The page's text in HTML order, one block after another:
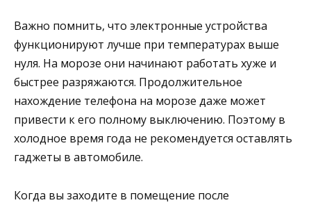
Важно помнить, что электронные устройства
функционируют лучше при температурах выше
нуля. На морозе они начинают работать хуже и
быстрее разряжаются. Продолжительное
нахождение телефона на морозе даже может
привести к его полному выключению. Поэтому в
холодное время года не рекомендуется оставлять
гаджеты в автомобиле.
Когда вы заходите в помещение после